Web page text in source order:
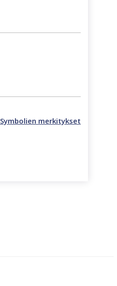
Symbolien merkitykset